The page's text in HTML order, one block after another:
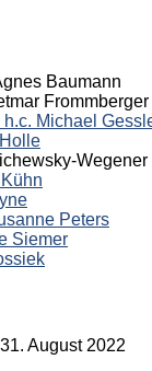
Baumann
Frommberger
h.c. Michael
Wegener
Peters
Siemer
August 2022